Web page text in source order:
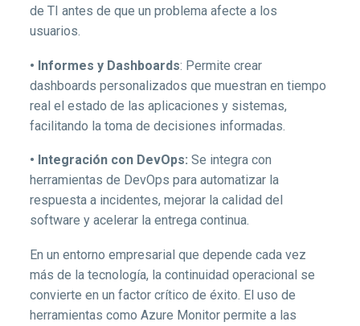
de TI antes de que un problema afecte a los
usuarios.
• Informes y Dashboards: Permite crear
dashboards personalizados que muestran en tiempo
real el estado de las aplicaciones y sistemas,
facilitando la toma de decisiones informadas.
• Integración con DevOps: Se integra con
herramientas de DevOps para automatizar la
respuesta a incidentes, mejorar la calidad del
software y acelerar la entrega continua.
En un entorno empresarial que depende cada vez
más de la tecnología, la continuidad operacional se
convierte en un factor crítico de éxito. El uso de
herramientas como Azure Monitor permite a las